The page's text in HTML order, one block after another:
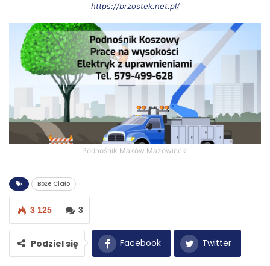
https://brzostek.net.pl/
Podnośnik Maków Mazowiecki
Boże Ciało
3
3 125
Podziel się Facebook Twitter